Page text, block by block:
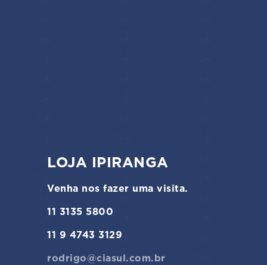
LOJA IPIRANGA
Venha nos fazer uma visita.
11 3135 5800
11 9 4743 3129
rodrigo@ciasul.com.br